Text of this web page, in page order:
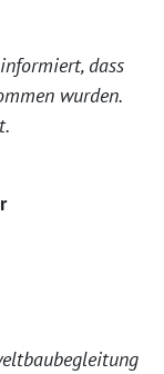
dass
wurden.